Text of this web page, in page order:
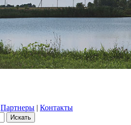
Партнеры | Контакты